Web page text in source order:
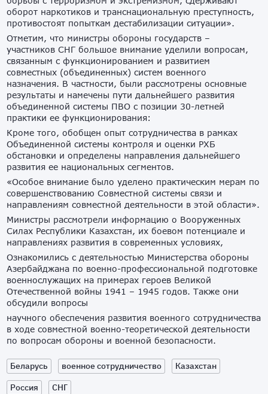
оборот наркотиков и транснациональную преступность,
противостоят попыткам дестабилизации ситуации».
Отметим, что министры обороны государств –
участников СНГ большое внимание уделили вопросам,
связанным с функционированием и развитием
совместных (объединенных) систем военного
назначения. В частности, были рассмотрены основные
результаты и намечены пути дальнейшего развития
объединенной системы ПВО с позиции 30-летней
практики ее функционирования:
Кроме того, обобщен опыт сотрудничества в рамках
Объединенной системы контроля и оценки РХБ
обстановки и определены направления дальнейшего
развития ее национальных сегментов.
«Особое внимание было уделено практическим мерам по
совершенствованию Совместной системы связи и
направлениям совместной деятельности в этой области».
Министры рассмотрели информацию о Вооруженных
Силах Республики Казахстан, их боевом потенциале и
направлениях развития в современных условиях,
Ознакомились с деятельностью Министерства обороны
Азербайджана по военно-профессиональной подготовке
военнослужащих на примерах героев Великой
Отечественной войны 1941 – 1945 годов. Также они
обсудили вопросы
научного обеспечения развития военного сотрудничества
в ходе совместной военно-теоретической деятельности
по вопросам обороны и военной безопасности.
Беларусь военное сотрудничество
Казахстан
Россия
СНГ